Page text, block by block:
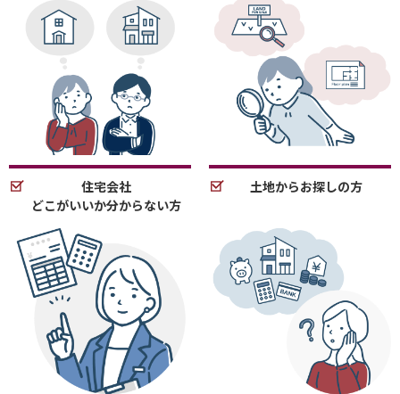
住宅会社
どこがいいか分からない方
土地からお探しの方